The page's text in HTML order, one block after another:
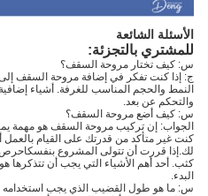
الأسئلة الشائعة
للمشتري بالتجزئة:
س: كيف تختار مروحة السقف؟
ج: إذا كنت تفكر في إضافة مروحة السقف
النمط والحجم المناسب للغرفة. أشياء
والتحكم عن بعد.
س: كيف أضع مروحة السقف؟
الجواب: إن تركيب مروحة السقف هو مهمة
كنت غير متأكد من قدرتك على القيام بالعمل
لك.إذا قررت أن تتولى المشروع بنفسكاحرص
كثب. أحد أهم الأشياء التي يجب أن تتذكرها
البدء.
س: ما هو طول القضيب الذي يجب استخدامه